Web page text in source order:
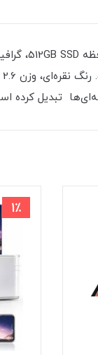
1٪